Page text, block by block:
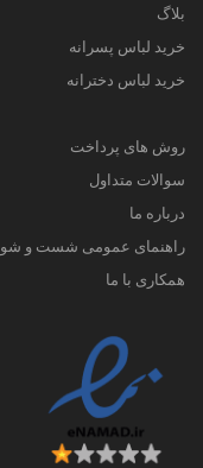
بلاگ
خرید لباس پسرانه
خرید لباس دخترانه
روش های پرداخت
سوالات متداول
درباره ما
راهنمای عمومی شست و شو
همکاری با ما